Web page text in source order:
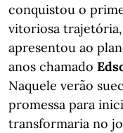
conquistou o
vitoriosa
apresentou ao
anos chamado
Naquele verão
promessa para
transformaria no